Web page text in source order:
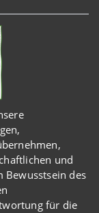
und
Bewusstsein des
für die